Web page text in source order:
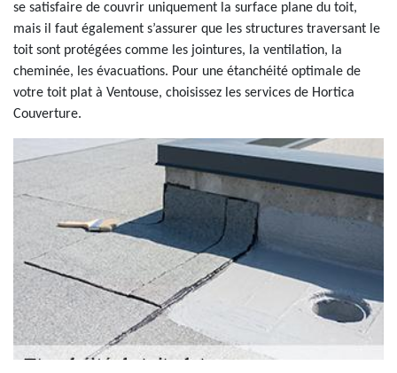
se satisfaire de couvrir uniquement la surface plane du toit,
mais il faut également s’assurer que les structures traversant le
toit sont protégées comme les jointures, la ventilation, la
cheminée, les évacuations. Pour une étanchéité optimale de
votre toit plat à Ventouse, choisissez les services de Hortica
Couverture.